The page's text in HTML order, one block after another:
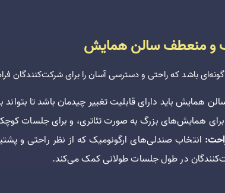
باشد که راحتی و دسترسی آسان را برای شرکت‌کنندگان
همایش باید دارای قابلیت تغییر چیدمان باشد تا
برای همایش‌های بزرگ به صورت تئاتری، و برای جلسات
انتخاب صندلی‌های ارگونومیک که از نظر راحتی و
در طول جلسات طولانی کمک می‌کند.